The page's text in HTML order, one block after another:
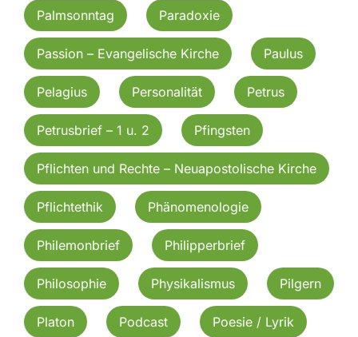
Palmsonntag Paradoxie
Passion – Evangelische Kirche Paulus
Pelagius Personalität Petrus
Petrusbrief – 1 u. 2 Pfingsten
Pflichten und Rechte – Neuapostolische Kirche
Pflichtethik Phänomenologie
Philemonbrief Philipperbrief
Philosophie Physikalismus Pilgern
Platon Podcast Poesie / Lyrik